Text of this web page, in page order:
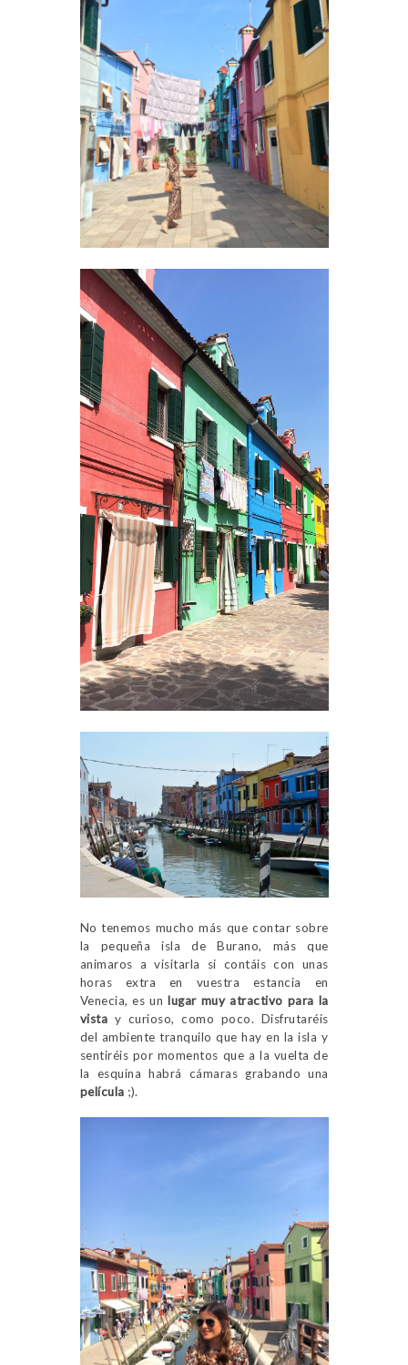
No tenemos mucho más que contar sobre
la pequeña isla de Burano, más que
animaros a visitarla si contáis con unas
horas extra en vuestra estancia en
Venecia, es un lugar muy atractivo para la
vista y curioso, como poco. Disfrutaréis
del ambiente tranquilo que hay en la isla y
sentiréis por momentos que a la vuelta de
la esquina habrá cámaras grabando una
película ;).